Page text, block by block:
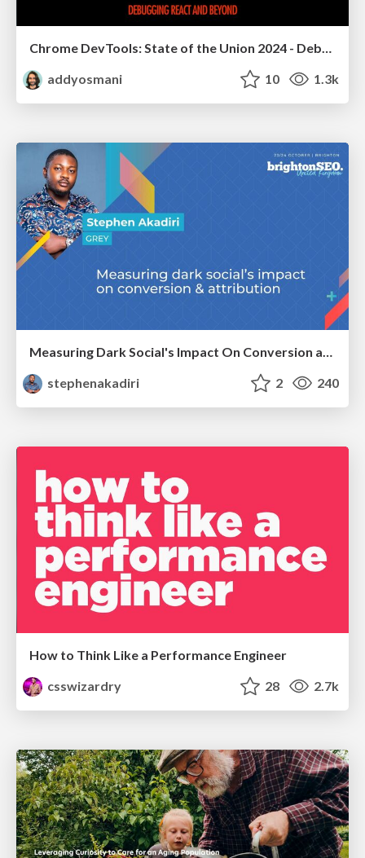
Chrome DevTools: State of the Union 2024 - Debugging React & Beyond
addyosmani
10 1.3k
Measuring Dark Social's Impact On Conversion and Attribution
stephenakadiri
2 240
How to Think Like a Performance Engineer
csswizardry
28 2.7k